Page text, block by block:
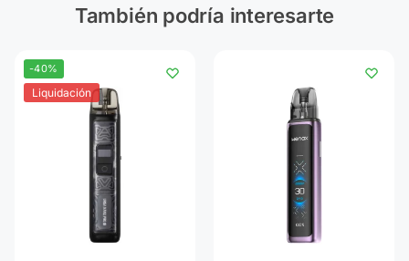
También podría interesarte
-40%
Liquidación